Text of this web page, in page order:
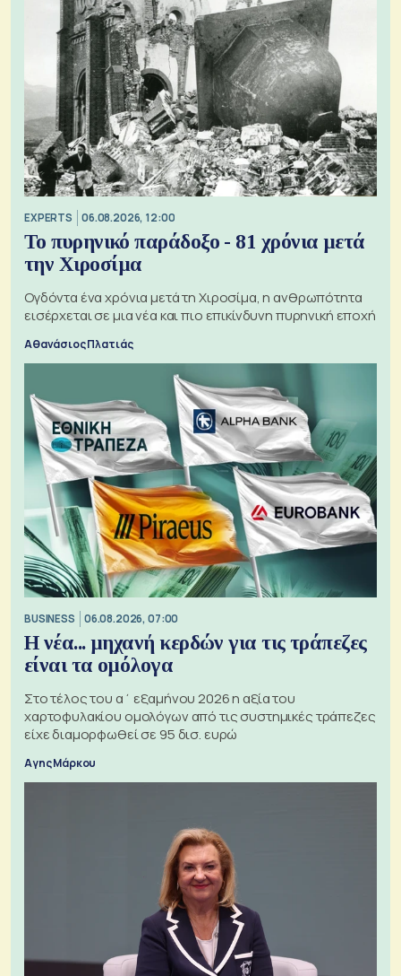
EXPERTS 06.08.2026, 12:00
Το πυρηνικό παράδοξο - 81 χρόνια μετά
την Χιροσίμα
Ογδόντα ένα χρόνια μετά τη Χιροσίμα, η ανθρωπότητα
εισέρχεται σε μια νέα και πιο επικίνδυνη πυρηνική εποχή
Αθανάσιος Πλατιάς
BUSINESS 06.08.2026, 07:00
Η νέα... μηχανή κερδών για τις τράπεζες
είναι τα ομόλογα
Στο τέλος του α΄ εξαμήνου 2026 η αξία του
χαρτοφυλακίου ομολόγων από τις συστημικές τράπεζες
είχε διαμορφωθεί σε 95 δισ. ευρώ
Αγης Μάρκου